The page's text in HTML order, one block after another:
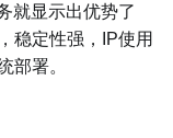
就显示出优势了
稳定性强，IP使用
部署。